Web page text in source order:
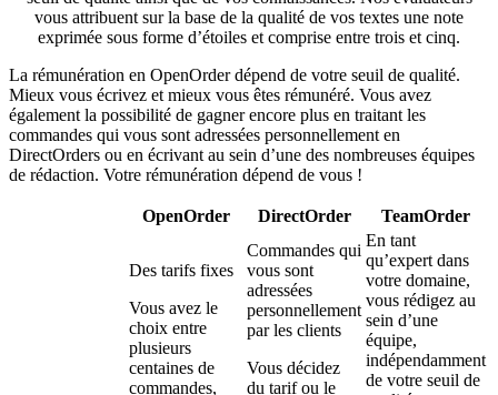
vous attribuent sur la base de la qualité de vos textes une note
exprimée sous forme d’étoiles et comprise entre trois et cinq.
La rémunération en OpenOrder dépend de votre seuil de qualité.
Mieux vous écrivez et mieux vous êtes rémunéré. Vous avez
également la possibilité de gagner encore plus en traitant les
commandes qui vous sont adressées personnellement en
DirectOrders ou en écrivant au sein d’une des nombreuses équipes
de rédaction. Votre rémunération dépend de vous !
OpenOrder DirectOrder TeamOrder
Des tarifs fixes
Vous avez le
choix entre
plusieurs
centaines de
commandes,
Commandes qui
vous sont
adressées
personnellement
par les clients
Vous décidez
du tarif ou le
En tant
qu’expert dans
votre domaine,
vous rédigez au
sein d’une
équipe,
indépendamment
de votre seuil de